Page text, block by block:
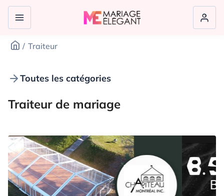
Traiteur
Toutes les catégories
Traiteur de mariage